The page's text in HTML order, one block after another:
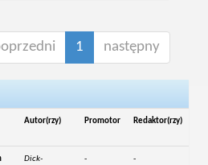
1 następny
Autor(rzy) Promotor Redaktor(rzy)
Dick-
- -